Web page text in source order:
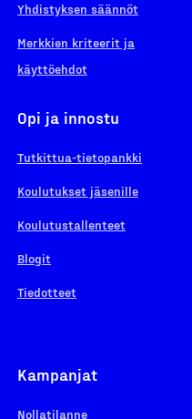
Yhdistyksen säännöt
Merkkien kriteerit ja
käyttöehdot
Opi ja innostu
Tutkittua-tietopankki
Koulutukset jäsenille
Koulutustallenteet
Blogit
Tiedotteet
Kampanjat
Nollatilanne